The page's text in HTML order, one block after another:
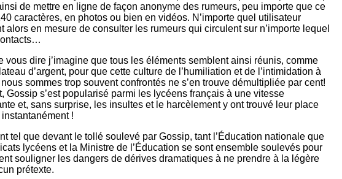
de mettre en ligne de façon anonyme des rumeurs, peu importe que ce
caractères, en photos ou bien en vidéos. N’importe quel utilisateur
alors en mesure de consulter les rumeurs qui circulent sur n’importe lequel
vous dire j’imagine que tous les éléments semblent ainsi réunis, comme
d’argent, pour que cette culture de l’humiliation et de l’intimidation à
sommes trop souvent confrontés ne s’en trouve démultipliée par cent!
Gossip s’est popularisé parmi les lycéens français à une vitesse
et, sans surprise, les insultes et le harcèlement y ont trouvé leur place
!
tel que devant le tollé soulevé par Gossip, tant l’Éducation nationale que
lycéens et la Ministre de l’Éducation se sont ensemble soulevés pour
souligner les dangers de dérives dramatiques à ne prendre à la légère
prétexte.